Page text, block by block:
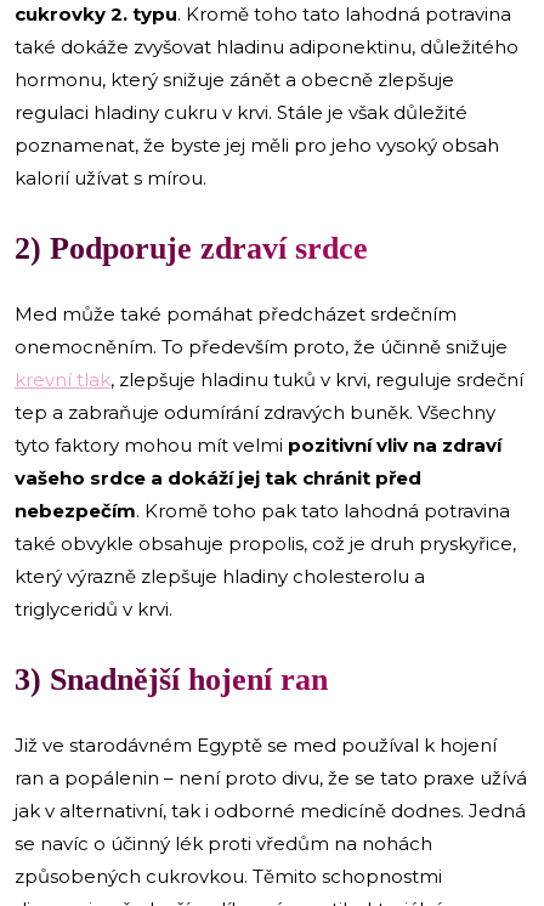
cukrovky 2. typu. Kromě toho tato lahodná potravina
také dokáže zvyšovat hladinu adiponektinu, důležitého
hormonu, který snižuje zánět a obecně zlepšuje
regulaci hladiny cukru v krvi. Stále je však důležité
poznamenat, že byste jej měli pro jeho vysoký obsah
kalorií užívat s mírou.
2) Podporuje zdraví srdce
Med může také pomáhat předcházet srdečním
onemocněním. To především proto, že účinně snižuje
krevní tlak, zlepšuje hladinu tuků v krvi, reguluje srdeční
tep a zabraňuje odumírání zdravých buněk. Všechny
tyto faktory mohou mít velmi pozitivní vliv na zdraví
vašeho srdce a dokáží jej tak chránit před
nebezpečím. Kromě toho pak tato lahodná potravina
také obvykle obsahuje propolis, což je druh pryskyřice,
který výrazně zlepšuje hladiny cholesterolu a
triglyceridů v krvi.
3) Snadnější hojení ran
Již ve starodávném Egyptě se med používal k hojení
ran a popálenin – není proto divu, že se tato praxe užívá
jak v alternativní, tak i odborné medicíně dodnes. Jedná
se navíc o účinný lék proti vředům na nohách
způsobených cukrovkou. Těmito schopnostmi